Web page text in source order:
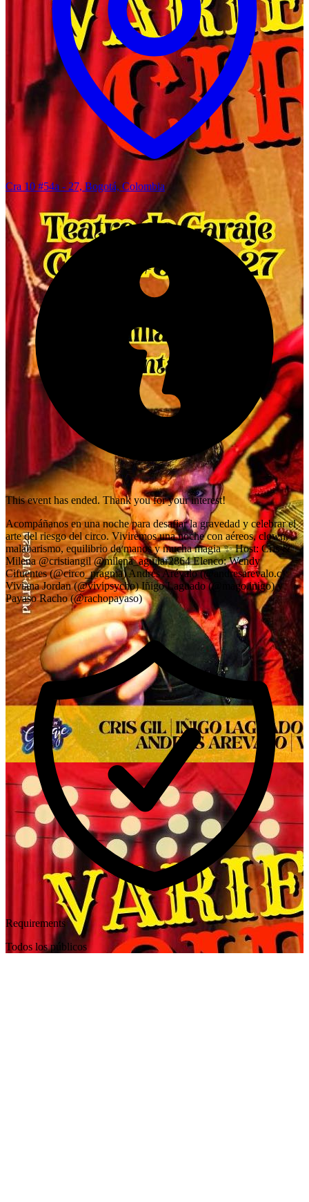
Cra 10 #54a - 27, Bogotá, Colombia
This event has ended. Thank you for your interest!
Acompáñanos en una noche para desafiar la gravedad y celebrar el
arte del riesgo del circo. Viviremos una noche con aéreos, clown,
malabarismo, equilibrio de manos y mucha magia ✨ Host: Cris &
Milena @cristiangil @milena_aguilar2864 Elenco: Wendy
Cifuentes (@circo_pragma) Andrés Arévalo (@andresarevalo.c)
Viviana Jordan (@vivipsycho) Iñigo Laguado (@mago.inigo) y
Payaso Racho (@rachopayaso)
Requirements
Todos los públicos